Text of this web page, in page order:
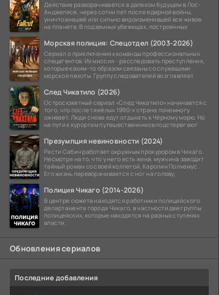
Действие разворачивается в далеком будущем в Лос-
Анджелесе, через сотни лет после ядерной войны,
уничтожившей или сильно видоизменившей все живое
на планете. В подземных убежищах, построенных
Морская полиция: Спецотдел (2003-2026)
Сериал о приключениях команды профессиональных
спецагентов. Их миссия - расследовать преступления,
которые каким-то образом связаны со служащими
морской пехоты. Группу следователей возглавляет
След Чикатило (2026)
Остросюжетный сериал «След Чикатило» начинается с
того, что после тяжёлых 1990-х страна понемногу
оживает. Люди снова едут отдыхать к Чёрному морю. Но
на пути к курортам путешественников подстерегают
Презумпция невиновности (2024)
Расти Сабич работает окружным прокурором в Чикаго.
Несмотря на то, что у него есть жена, мужчина заводит
тайный роман со своей коллегой, Каролин Полхемус.
Его жизнь переворачивается с ног на голову,
Полиция Чикаго (2014-2026)
В центре сюжета находятся работники полицейского
департамента города Чикаго, в частности две группы
полицейских, которые находятся на разных ступенях
власти.
Обновления сериалов
Последние добавления